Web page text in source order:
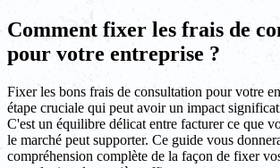
Comment fixer les frais de
pour votre entreprise ?
Fixer les bons frais de consultation pour votre
étape cruciale qui peut avoir un impact
C'est un équilibre délicat entre facturer ce que
le marché peut supporter. Ce guide vous
compréhension complète de la façon de fixer